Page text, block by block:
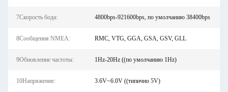
7Скорость бода: 4800bps-921600bps, по умолчанию 38400bps
8Сообщения NMEA: RMC, VTG, GGA, GSA, GSV, GLL
9Обновление частоты: 1Hz-20Hz ((по умолчанию 1Hz)
10Напряжение: 3.6V~6.0V ((типично 5V)